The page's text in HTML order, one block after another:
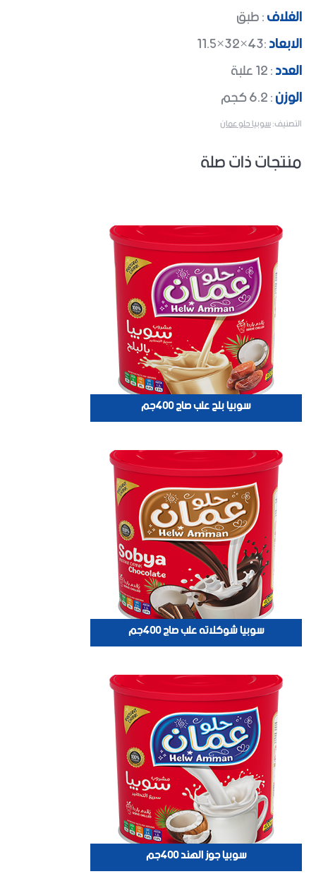
الغلاف: طبق
الابعاد:43×32×11.5
العدد: 12 علبة
الوزن: 6.2 كجم
التصنيف:سوبيا حلو عمان
منتجات ذات صلة
سوبيا بلح علب صاج 400جم
سوبيا شوكلاته علب صاج 400جم
سوبيا جوز الهند 400جم